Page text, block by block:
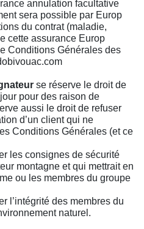
annulation facultative
sera possible par Europ
du contrat (maladie,
cette assurance Europ
Conditions Générales des
se réserve le droit de
pour des raison de
aussi le droit de refuser
d’un client qui ne
Conditions Générales (et ce
les consignes de sécurité
montagne et qui mettrait en
ou les membres du groupe
l’intégrité des membres du
naturel.